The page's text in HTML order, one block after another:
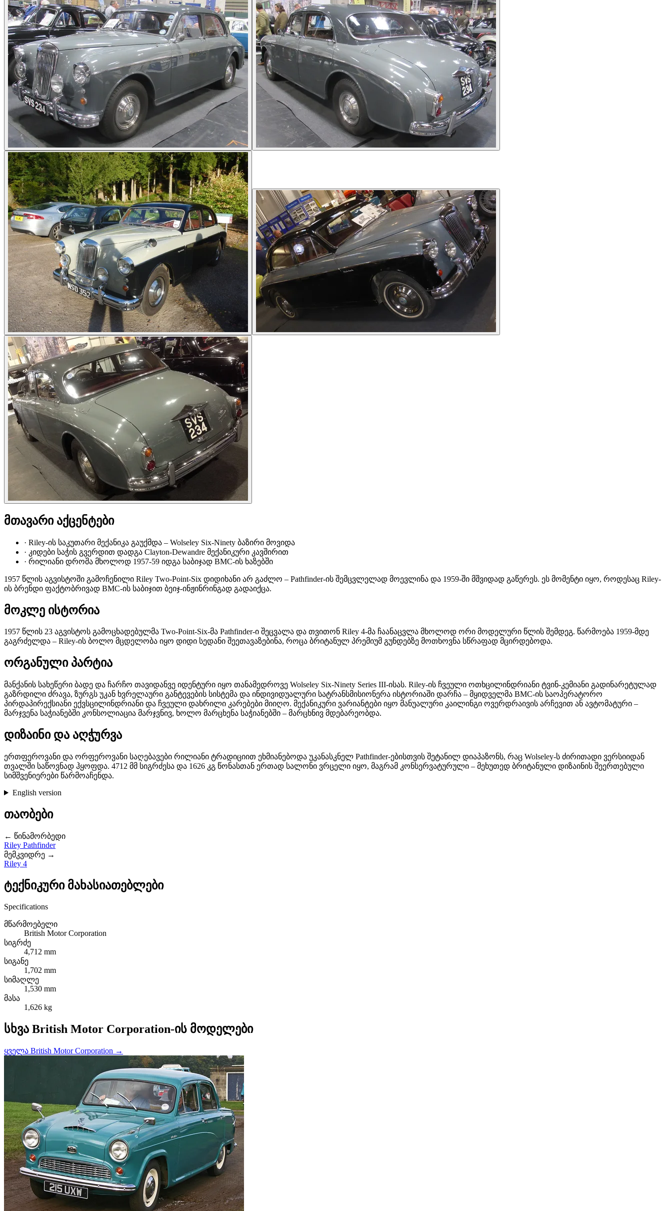
მთავარი აქცენტები
· Riley-ის საკუთარი მექანიკა გაუქმდა – Wolseley Six-Ninety ბაზირი მოვიდა
· კიდები საჭის გვერდით დადგა Clayton-Dewandre მექანიკური კავშირით
· რილიანი დროშა მხოლოდ 1957-59 იდგა საბიჯად BMC-ის ხაზებში
1957 წლის აგვისტოში გამოჩენილი Riley Two-Point-Six დიდიხანი არ გაძლო – Pathfinder-ის შემცვლელად მოევლინა და 1959-ში მშვიდად გაწერეს. ეს მომენტი იყო, როდესაც Riley-
ის ბრენდი ფაქტობრივად BMC-ის საბიჯით ბეიჯ-ინჟინრინგად გადაიქცა.
მოკლე ისტორია
1957 წლის 23 აგვისტოს გამოცხადებულმა Two-Point-Six-მა Pathfinder-ი შეცვალა და თვითონ Riley 4-მა ჩაანაცვლა მხოლოდ ორი მოდელური წლის შემდეგ. წარმოება 1959-მდე
გაგრძელდა – Riley-ის ბოლო მცდელობა იყო დიდი სედანი შეეთავაზებინა, როცა ბრიტანულ პრემიუმ გუნდებზე მოთხოვნა სწრაფად მცირდებოდა.
ორგანული პარტია
მანქანის სახეწერი ბადე და ჩარჩო თავიდანვე იდენტური იყო თანამედროვე Wolseley Six-Ninety Series III-ისას. Riley-ის ჩვეული ოთხცილინდრიანი ტვინ-კემიანი გადინარეტულად
გაზრდილი ძრავა, ზურგს უკან ხვრელაური განტევების სისტემა და ინდივიდუალური სატრანსმისიონერა ისტორიაში დარჩა – მყიდველმა BMC-ის საოპერატორო
პირდაპირექსიანი ექვსცილინდრიანი და ჩვეული დახრილი კარებები მიიღო. მექანიკური ვარიანტები იყო მანუალური კაილინგი ოვერდრაივის არჩევით ან ავტომატური –
მარჯვენა საჭიანებში კონსოლიაცია მარჯვნივ, ხოლო მარცხენა საჭიანებში – მარცხნივ მდებარეობდა.
დიზაინი და აღჭურვა
ერთფეროვანი და ორფეროვანი საღებავები რილიანი ტრადიციით ეხმიანებოდა უკანასკნელ Pathfinder-ებისთვის შეტანილ დიაპაზონს, რაც Wolseley-ს ძირითადი ვერსიიდან
თვალში საწოვნად ჰყოფდა. 4712 მმ სიგრძესა და 1626 კგ წონასთან ერთად სალონი ვრცელი იყო, მაგრამ კონსერვატურული – მეხუთედ ბრიტანული დიზაინის შეერთებული
სიმშვენიერები წარმოაჩენდა.
English version
თაობები
← წინამორბედი
Riley Pathfinder
მემკვიდრე →
Riley 4
ტექნიკური მახასიათებლები
Specifications
მწარმოებელი
British Motor Corporation
სიგრძე
4,712 mm
სიგანე
1,702 mm
სიმაღლე
1,530 mm
მასა
1,626 kg
სხვა British Motor Corporation-ის მოდელები
ყველა British Motor Corporation →